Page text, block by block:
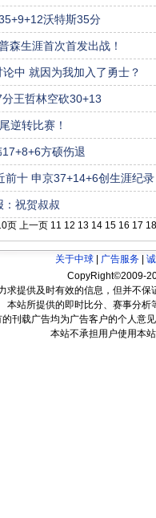
沃特斯35分
森生涯首次首发出战！
中 就因为我加入了勇士？
王哲林空砍30+13
逆转比赛！
方硕伤退
前十 申京37+14+6创生涯纪录
：祝贺叔叔
页 上一页 11 12 13 14 15 16 17 18
关于中球 广告服务
CopyRight©2009-
求提供及时有效的信息，但并不
本站所提供的即时比分、赛事分
的刊载广告均为广告客户的个人意
本站不承担用户使用本